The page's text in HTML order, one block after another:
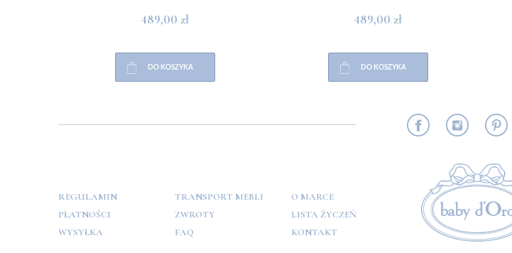
489,00 zł
DO KOSZYKA
489,00 zł
DO KOSZYKA
REGULAMIN
PŁATNOŚCI
WYSYŁKA
TRANSPORT MEBLI
ZWROTY
FAQ
O MARCE
LISTA ŻYCZEŃ
KONTAKT